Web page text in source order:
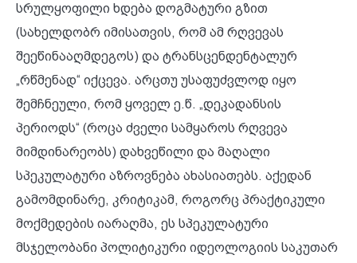
სრულყოფილი ხდება დოგმატური გზით
(სახელდობრ იმისათვის, რომ ამ რღვევას
შეეწინააღმდეგოს) და ტრანსცენდენტალურ
„რწმენად“ იქცევა. არცთუ უსაფუძვლოდ იყო
შემჩნეული, რომ ყოველ ე.წ. „დეკადანსის
პერიოდს“ (როცა ძველი სამყაროს რღვევა
მიმდინარეობს) დახვეწილი და მაღალი
სპეკულატური აზროვნება ახასიათებს. აქედან
გამომდინარე, კრიტიკამ, როგორც პრაქტიკული
მოქმედების იარაღმა, ეს სპეკულატური
მსჯელობანი პოლიტიკური იდეოლოგიის საკუთარ